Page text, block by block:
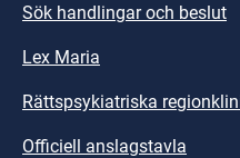
Sök handlingar och beslut
Lex Maria
Rättspsykiatriska
Officiell anslagstavla